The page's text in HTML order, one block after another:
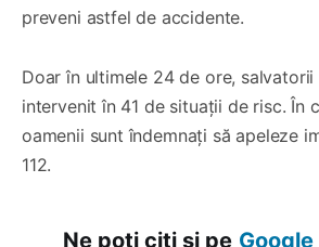
preveni astfel de accidente.
Doar în ultimele 24 de ore,
intervenit în 41 de situații de risc. În
oamenii sunt îndemnați să apeleze
112.
Ne poți citi și pe